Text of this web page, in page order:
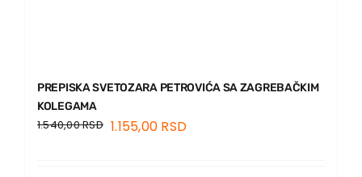
PREPISKA SVETOZARA PETROVIĆA SA ZAGREBAČKIM
KOLEGAMA
1.540,00RSD 1.155,00 RSD